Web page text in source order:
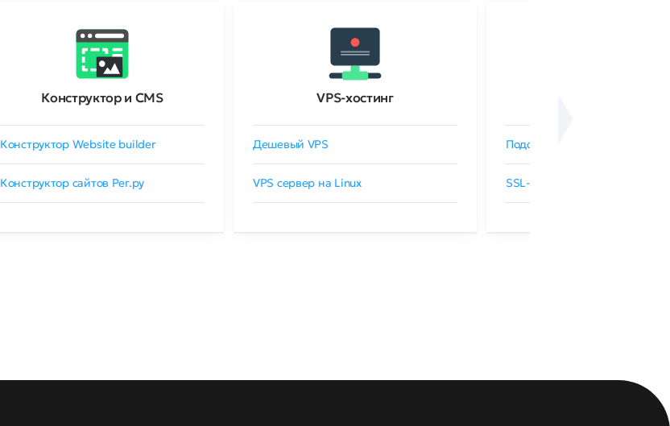
Конструктор и CMS
Конструктор Website builder
Конструктор сайтов Рег.ру
VPS-хостинг
Дешевый VPS
VPS сервер на Linux
Подобрать SSL-сертификат
SSL-сертификаты GlobalSign